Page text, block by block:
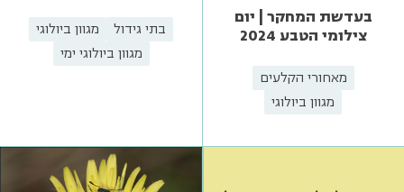
בעדשת המחקר | יום
צילומי הטבע 2024
מאחורי הקלעים
מגוון ביולוגי
בתי גידול
מגוון ביולוגי
מגוון ביולוגי ימי